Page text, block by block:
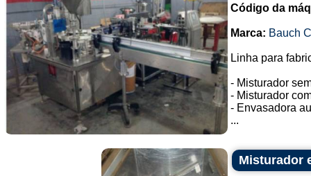
Código da
Marca: Bauch
Linha para
- Misturador
- Misturador
- Envasadora
...
Misturador